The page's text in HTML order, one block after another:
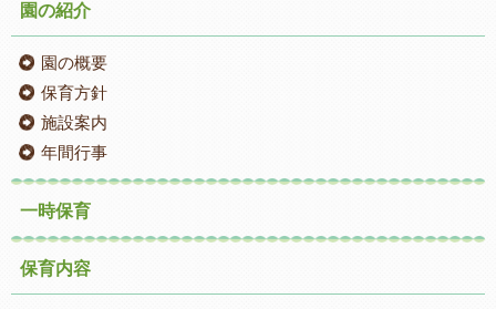
園の紹介
園の概要
保育方針
施設案内
年間行事
一時保育
保育内容